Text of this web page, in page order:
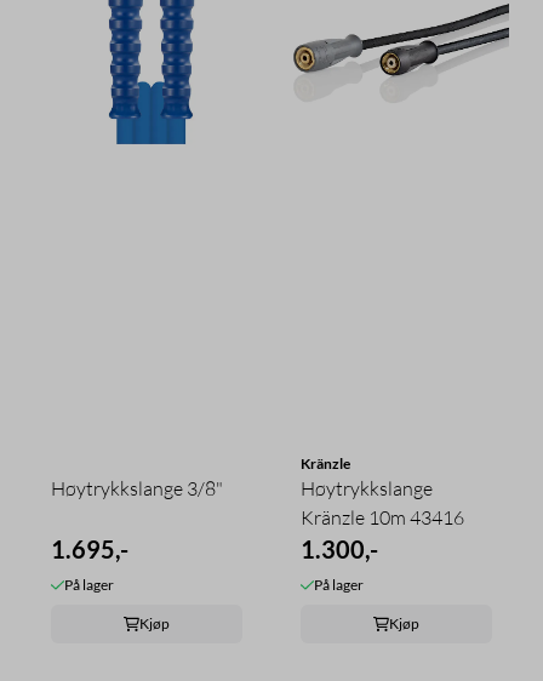
Høytrykkslange 3/8"
1.695,-
På lager
Kjøp
Kränzle
Høytrykkslange
Kränzle 10m 43416
1.300,-
På lager
Kjøp